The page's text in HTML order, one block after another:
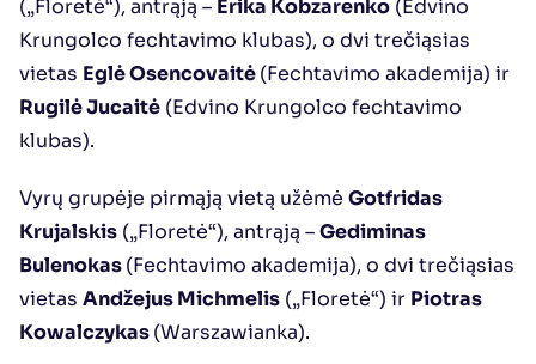
(„Floretė“), antrąją – Erika Kobzarenko (Edvino
Krungolco fechtavimo klubas), o dvi trečiąsias
vietas Eglė Osencovaitė
Rugilė Jucaitė (Edvino Krungolco fechtavimo
klubas).
Vyrų grupėje pirmąją vietą užėmė Gotfridas
Krujalskis („Floretė“), antrąją – Gediminas
Bulenokas (Fechtavimo akademija), o dvi trečiąsias
vietas Andžejus Michmelis („Floretė“) ir Piotras
Kowalczykas (Warszawianka).